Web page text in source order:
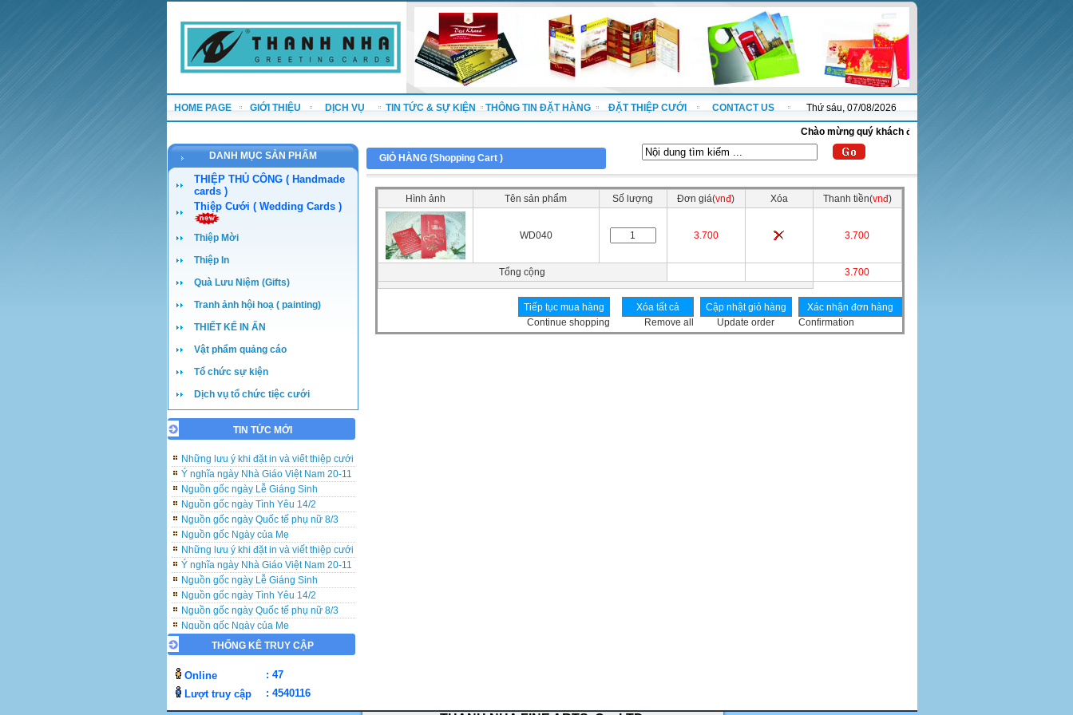
HOME PAGE GIỚI THIỆU DỊCH VỤ TIN TỨC & SỰ KIỆN THÔNG TIN ĐẶT HÀNG ĐẶT THIỆP CƯỚI CONTACT US Thứ sáu, 07/08/2026
Chào mừng quý khách đến với website thanhnha.com !
DANH MỤC SẢN PHẨM
THIỆP THỦ CÔNG ( Handmade
cards )
Thiệp Cưới ( Wedding Cards )
Thiệp Mời
Thiệp In
Quà Lưu Niệm (Gifts)
Tranh ảnh hội hoạ ( painting)
THIẾT KẾ IN ẤN
Vật phẩm quảng cáo
Tổ chức sự kiện
Dịch vụ tổ chức tiệc cưới
TIN TỨC MỚI
Những lưu ý khi đặt in và viết thiệp cưới
Ý nghĩa ngày Nhà Giáo Việt Nam 20-11
Nguồn gốc ngày Lễ Giáng Sinh
Nguồn gốc ngày Tình Yêu 14/2
Nguồn gốc ngày Quốc tế phụ nữ 8/3
Nguồn gốc Ngày của Mẹ
Những lưu ý khi đặt in và viết thiệp cưới
Ý nghĩa ngày Nhà Giáo Việt Nam 20-11
Nguồn gốc ngày Lễ Giáng Sinh
Nguồn gốc ngày Tình Yêu 14/2
Nguồn gốc ngày Quốc tế phụ nữ 8/3
Nguồn gốc Ngày của Mẹ
Những lưu ý khi đặt in và viết thiệp cưới
Ý nghĩa ngày Nhà Giáo Việt Nam 20-11
Nguồn gốc ngày Lễ Giáng Sinh
Nguồn gốc ngày Tình Yêu 14/2
Nguồn gốc ngày Quốc tế phụ nữ 8/3
Nguồn gốc Ngày của Mẹ
THỐNG KÊ TRUY CẬP
Online
: 47
Lượt truy cập
: 4540116
GIỎ HÀNG (Shopping Cart )
Hình ảnh Tên sản phẩm Số lượng Đơn giá(vnđ) Xóa Thanh tiền(vnđ)
WD040 3.700 3.700
Tổng cộng 3.700
Continue shopping Remove all Update order Confirmation